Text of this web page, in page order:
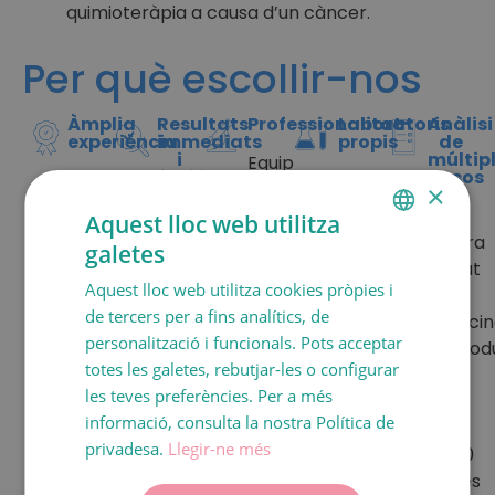
quimioteràpia a causa d’un càncer.
Per què escollir-nos
Àmplia
experiència
i de
referència
Espanya
en
tècniques
de
reproducció
assistida,
Resultats
immediats
i
facilitats
Primera
i
realització
de
totes
les
proves
al
mateix
centre
Professionalitat
Equip
multidisciplinari
i
expert
en
salut
sexual
femenina.
Laboratoris
propis
d’Andrologia
Unitat
en el
Diagnòstic
per
Anàlisi
de
casos
nostra
Unitat
2.650
visites
CATALÀ
FRANÇAIS
×
Aquest lloc web utilitza
galetes
Aquest lloc web utilitza cookies pròpies i
de tercers per a fins analítics, de
personalització i funcionals. Pots acceptar
totes les galetes, rebutjar-les o configurar
les teves preferències. Per a més
informació, consulta la nostra Política de
privadesa. Llegir-ne més